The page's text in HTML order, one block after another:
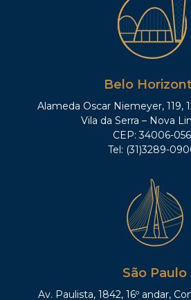
Belo
Alameda Oscar Niemeyer, 119,
Vila da Serra – Nova
CEP: 34006-056
Tel: (31)3289-
São Paulo
Av. Paulista, 1842, 16º andar,